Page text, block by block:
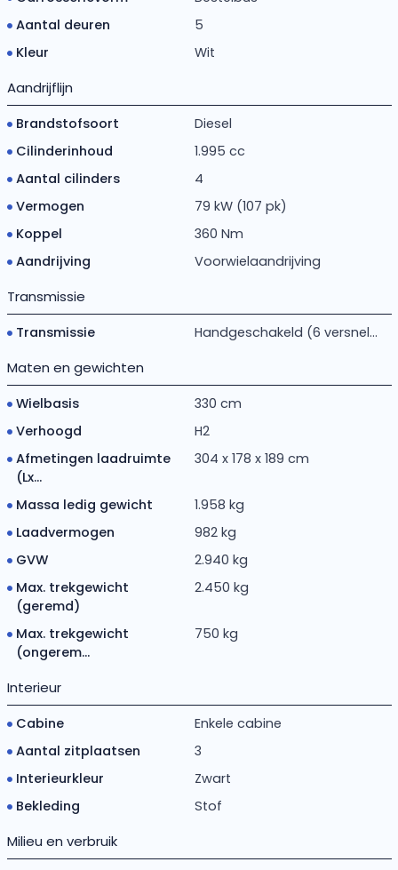
Aantal deuren
5
Kleur
Wit
Aandrijflijn
Brandstofsoort
Diesel
Cilinderinhoud
1.995 cc
Aantal cilinders
4
Vermogen
79 kW (107 pk)
Koppel
360 Nm
Aandrijving
Voorwielaandrijving
Transmissie
Transmissie Handgeschakeld (6 versnel...
Maten en gewichten
Wielbasis
330 cm
Verhoogd
H2
Afmetingen laadruimte
(Lx...
304 x 178 x 189 cm
Massa ledig gewicht
1.958 kg
Laadvermogen
982 kg
GVW
2.940 kg
Max. trekgewicht
(geremd)
2.450 kg
Max. trekgewicht
(ongerem...
750 kg
Interieur
Cabine
Enkele cabine
Aantal zitplaatsen
3
Interieurkleur
Zwart
Bekleding
Stof
Milieu en verbruik